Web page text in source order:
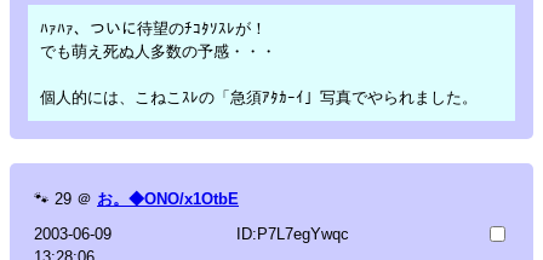
ﾊｧﾊｧ、ついに待望のﾁｺﾀｿｽﾚが！
でも萌え死ぬ人多数の予感・・・
個人的には、こねこｽﾚの「急須ｱﾀｶｰｲ」写真でやられました。
🐾 29 ＠ お。◆ONO/x1OtbE
2003-06-09
ID:P7L7egYwqc